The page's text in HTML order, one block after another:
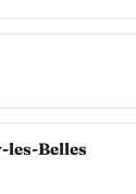
les-Belles